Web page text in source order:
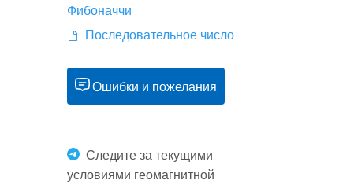
Фибоначчи
Последовательное число
Ошибки и пожелания
Следите за текущими
условиями геомагнитной